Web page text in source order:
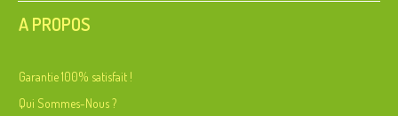
A PROPOS
Garantie 100% satisfait !
Qui Sommes-Nous ?